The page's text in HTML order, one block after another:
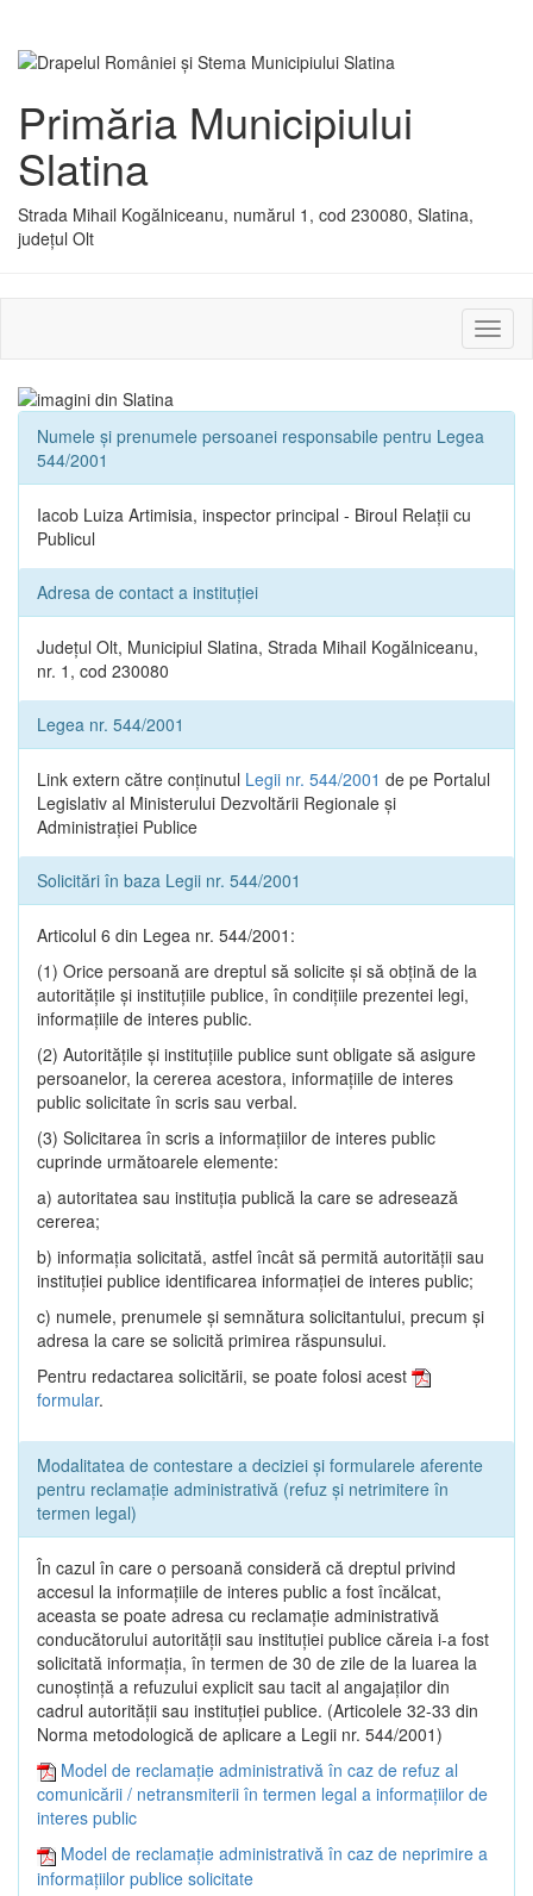
Primăria Municipiului
Slatina
Strada Mihail Kogălniceanu, numărul 1, cod 230080, Slatina,
județul Olt
sau
Numele și prenumele persoanei responsabile pentru Legea
544/2001
Iacob Luiza Artimisia, inspector principal - Biroul Relații cu
Publicul
Adresa de contact a instituției
Județul Olt, Municipiul Slatina, Strada Mihail Kogălniceanu,
nr. 1, cod 230080
Legea nr. 544/2001
Link extern către conținutul Legii nr. 544/2001 de pe Portalul
Legislativ al Ministerului Dezvoltării Regionale și
Administrației Publice
Solicitări în baza Legii nr. 544/2001
Articolul 6 din Legea nr. 544/2001:
(1) Orice persoană are dreptul să solicite şi să obţină de la
autorităţile şi instituţiile publice, în condiţiile prezentei legi,
informaţiile de interes public.
(2) Autorităţile şi instituţiile publice sunt obligate să asigure
persoanelor, la cererea acestora, informaţiile de interes
public solicitate în scris sau verbal.
(3) Solicitarea în scris a informaţiilor de interes public
cuprinde următoarele elemente:
a) autoritatea sau instituţia publică la care se adresează
cererea;
b) informaţia solicitată, astfel încât să permită autorităţii sau
instituţiei publice identificarea informaţiei de interes public;
c) numele, prenumele şi semnătura solicitantului, precum şi
adresa la care se solicită primirea răspunsului.
Pentru redactarea solicitării, se poate folosi acest
formular.
Modalitatea de contestare a deciziei și formularele aferente
pentru reclamație administrativă (refuz și netrimitere în
termen legal)
În cazul în care o persoană consideră că dreptul privind
accesul la informaţiile de interes public a fost încălcat,
aceasta se poate adresa cu reclamaţie administrativă
conducătorului autorităţii sau instituţiei publice căreia i-a fost
solicitată informaţia, în termen de 30 de zile de la luarea la
cunoştinţă a refuzului explicit sau tacit al angajaţilor din
cadrul autorităţii sau instituţiei publice. (Articolele 32-33 din
Norma metodologică de aplicare a Legii nr. 544/2001)
Model de reclamație administrativă în caz de refuz al
comunicării / netransmiterii în termen legal a informațiilor de
interes public
Model de reclamație administrativă în caz de neprimire a
informațiilor publice solicitate